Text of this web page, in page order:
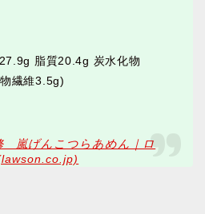
脂質20.4g 炭水化物
繊維3.5g)
嵐げんこつらあめん｜ロ